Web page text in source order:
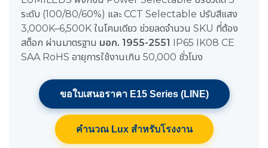
ระดับ (100/80/60%) และ CCT Selectable ปรับสีแสง
3,000K–6,500K ในโคมเดียว ช่วยลดจำนวน SKU ที่ต้อง
สต็อก ผ่านมาตรฐาน มอก. 1955-2551 IP65 IK08 CE
SAA RoHS อายุการใช้งานเกิน 50,000 ชั่วโมง
ขอใบเสนอราคา E15 Series (LINE)
คำนวณ Lux สำหรับโรงงาน